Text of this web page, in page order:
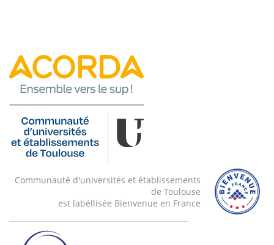
Communauté d'universités et établissements
de Toulouse
est labéllisée Bienvenue en France